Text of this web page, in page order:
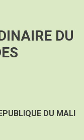
DU
DU MALI